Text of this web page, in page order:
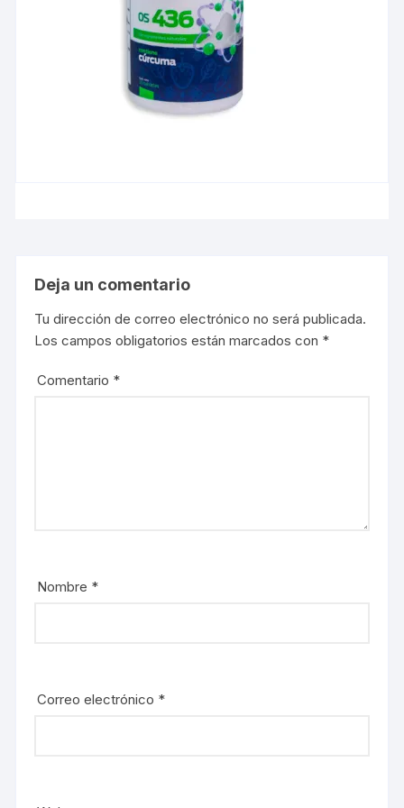
Deja un comentario
Tu dirección de correo electrónico no será publicada.
Los campos obligatorios están marcados con *
Comentario *
Nombre *
Correo electrónico *